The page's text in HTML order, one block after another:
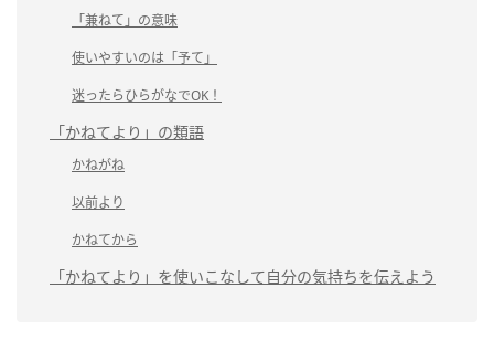
「兼ねて」の意味
使いやすいのは「予て」
迷ったらひらがなでOK！
「かねてより」の類語
かねがね
以前より
かねてから
「かねてより」を使いこなして自分の気持ちを伝えよう